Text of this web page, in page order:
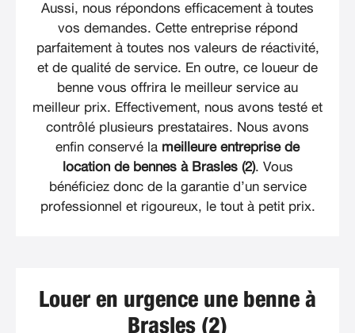
Aussi, nous répondons efficacement à toutes
vos demandes. Cette entreprise répond
parfaitement à toutes nos valeurs de réactivité,
et de qualité de service. En outre, ce loueur de
benne vous offrira le meilleur service au
meilleur prix. Effectivement, nous avons testé et
contrôlé plusieurs prestataires. Nous avons
enfin conservé la meilleure entreprise de
location de bennes à Brasles (2). Vous
bénéficiez donc de la garantie d’un service
professionnel et rigoureux, le tout à petit prix.
Louer en urgence une benne à
Brasles (2)